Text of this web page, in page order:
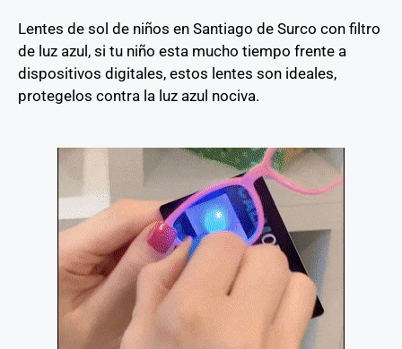
Lentes de sol de niños en Santiago de Surco con filtro
de luz azul, si tu niño esta mucho tiempo frente a
dispositivos digitales, estos lentes son ideales,
protegelos contra la luz azul nociva.